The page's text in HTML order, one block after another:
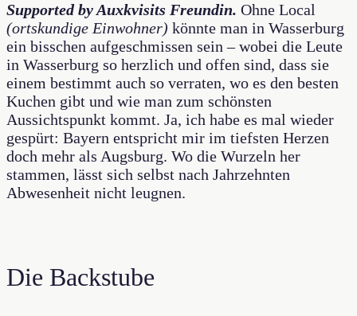
Supported by Auxkvisits Freundin. Ohne Local
(ortskundige Einwohner) könnte man in Wasserburg
ein bisschen aufgeschmissen sein – wobei die Leute
in Wasserburg so herzlich und offen sind, dass sie
einem bestimmt auch so verraten, wo es den besten
Kuchen gibt und wie man zum schönsten
Aussichtspunkt kommt. Ja, ich habe es mal wieder
gespürt: Bayern entspricht mir im tiefsten Herzen
doch mehr als Augsburg. Wo die Wurzeln her
stammen, lässt sich selbst nach Jahrzehnten
Abwesenheit nicht leugnen.
Die Backstube